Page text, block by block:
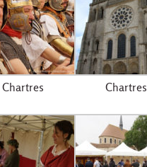
Chartres Chartres